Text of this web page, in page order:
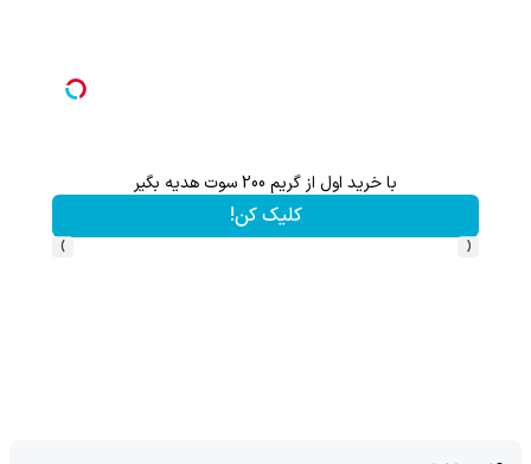
با خرید اول از گریم 200 سوت هدیه بگیر
کلیک کن!
‹
›